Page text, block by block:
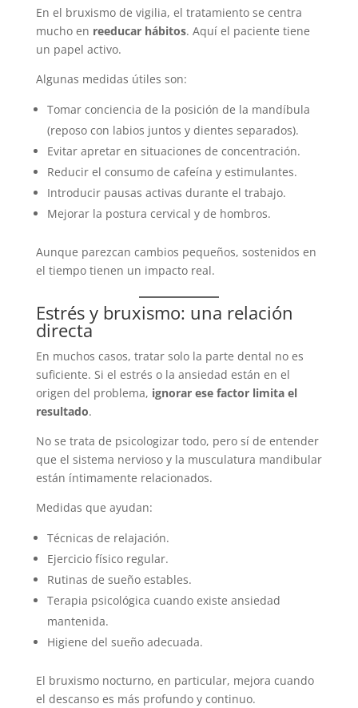
En el bruxismo de vigilia, el tratamiento se centra
mucho en reeducar hábitos. Aquí el paciente tiene
un papel activo.
Algunas medidas útiles son:
Tomar conciencia de la posición de la mandíbula
(reposo con labios juntos y dientes separados).
Evitar apretar en situaciones de concentración.
Reducir el consumo de cafeína y estimulantes.
Introducir pausas activas durante el trabajo.
Mejorar la postura cervical y de hombros.
Aunque parezcan cambios pequeños, sostenidos en
el tiempo tienen un impacto real.
Estrés y bruxismo: una relación
directa
En muchos casos, tratar solo la parte dental no es
suficiente. Si el estrés o la ansiedad están en el
origen del problema, ignorar ese factor limita el
resultado.
No se trata de psicologizar todo, pero sí de entender
que el sistema nervioso y la musculatura mandibular
están íntimamente relacionados.
Medidas que ayudan:
Técnicas de relajación.
Ejercicio físico regular.
Rutinas de sueño estables.
Terapia psicológica cuando existe ansiedad
mantenida.
Higiene del sueño adecuada.
El bruxismo nocturno, en particular, mejora cuando
el descanso es más profundo y continuo.